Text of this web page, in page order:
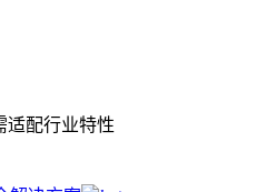
适配行业特性